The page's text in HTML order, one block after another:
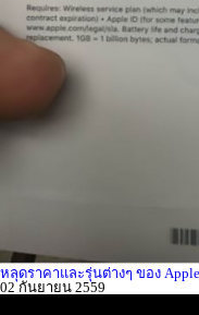
หลุดราคาและรุ่นต่างๆ ของ Apple
02 กันยายน 2559